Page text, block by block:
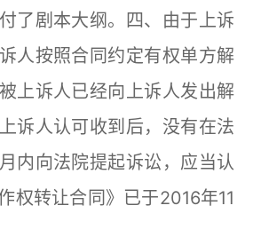
了剧本大纲。四、由于上诉
人按照合同约定有权单方解
上诉人已经向上诉人发出解
诉人认可收到后，没有在法
内向法院提起诉讼，应当认
权转让合同》已于2016年11